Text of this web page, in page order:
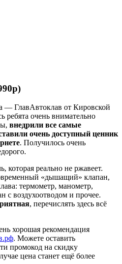
— ГлавАвтоклав от Кировской
ребята очень внимательно
внедрили все самые
очень доступный ценник
. Получилось очень
которая реально не ржавеет.
«дышащий» клапан,
термометр, манометр,
с воздухоотводом и прочее.
, перечислять здесь всё
хорошая рекомендация
. Можете оставить
промокод на скидку
цена станет ещё более